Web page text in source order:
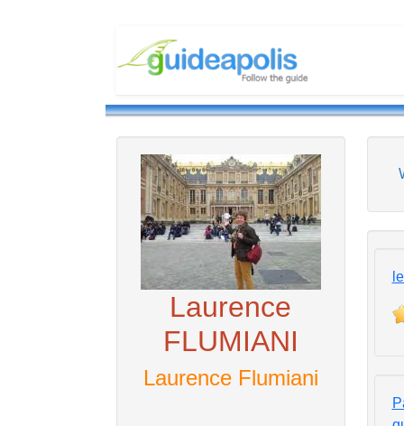
Laurence
FLUMIANI
Laurence Flumiani